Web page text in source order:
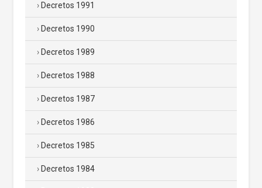
Decretos 1991
Decretos 1990
Decretos 1989
Decretos 1988
Decretos 1987
Decretos 1986
Decretos 1985
Decretos 1984